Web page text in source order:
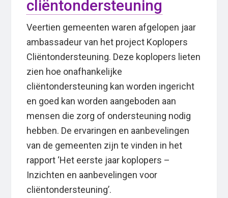
cliëntondersteuning
Veertien gemeenten waren afgelopen jaar
ambassadeur van het project Koplopers
Cliëntondersteuning. Deze koplopers lieten
zien hoe onafhankelijke
cliëntondersteuning kan worden ingericht
en goed kan worden aangeboden aan
mensen die zorg of ondersteuning nodig
hebben. De ervaringen en aanbevelingen
van de gemeenten zijn te vinden in het
rapport ‘Het eerste jaar koplopers –
Inzichten en aanbevelingen voor
cliëntondersteuning’.